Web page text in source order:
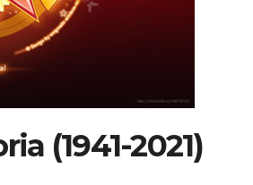
(1941-2021)